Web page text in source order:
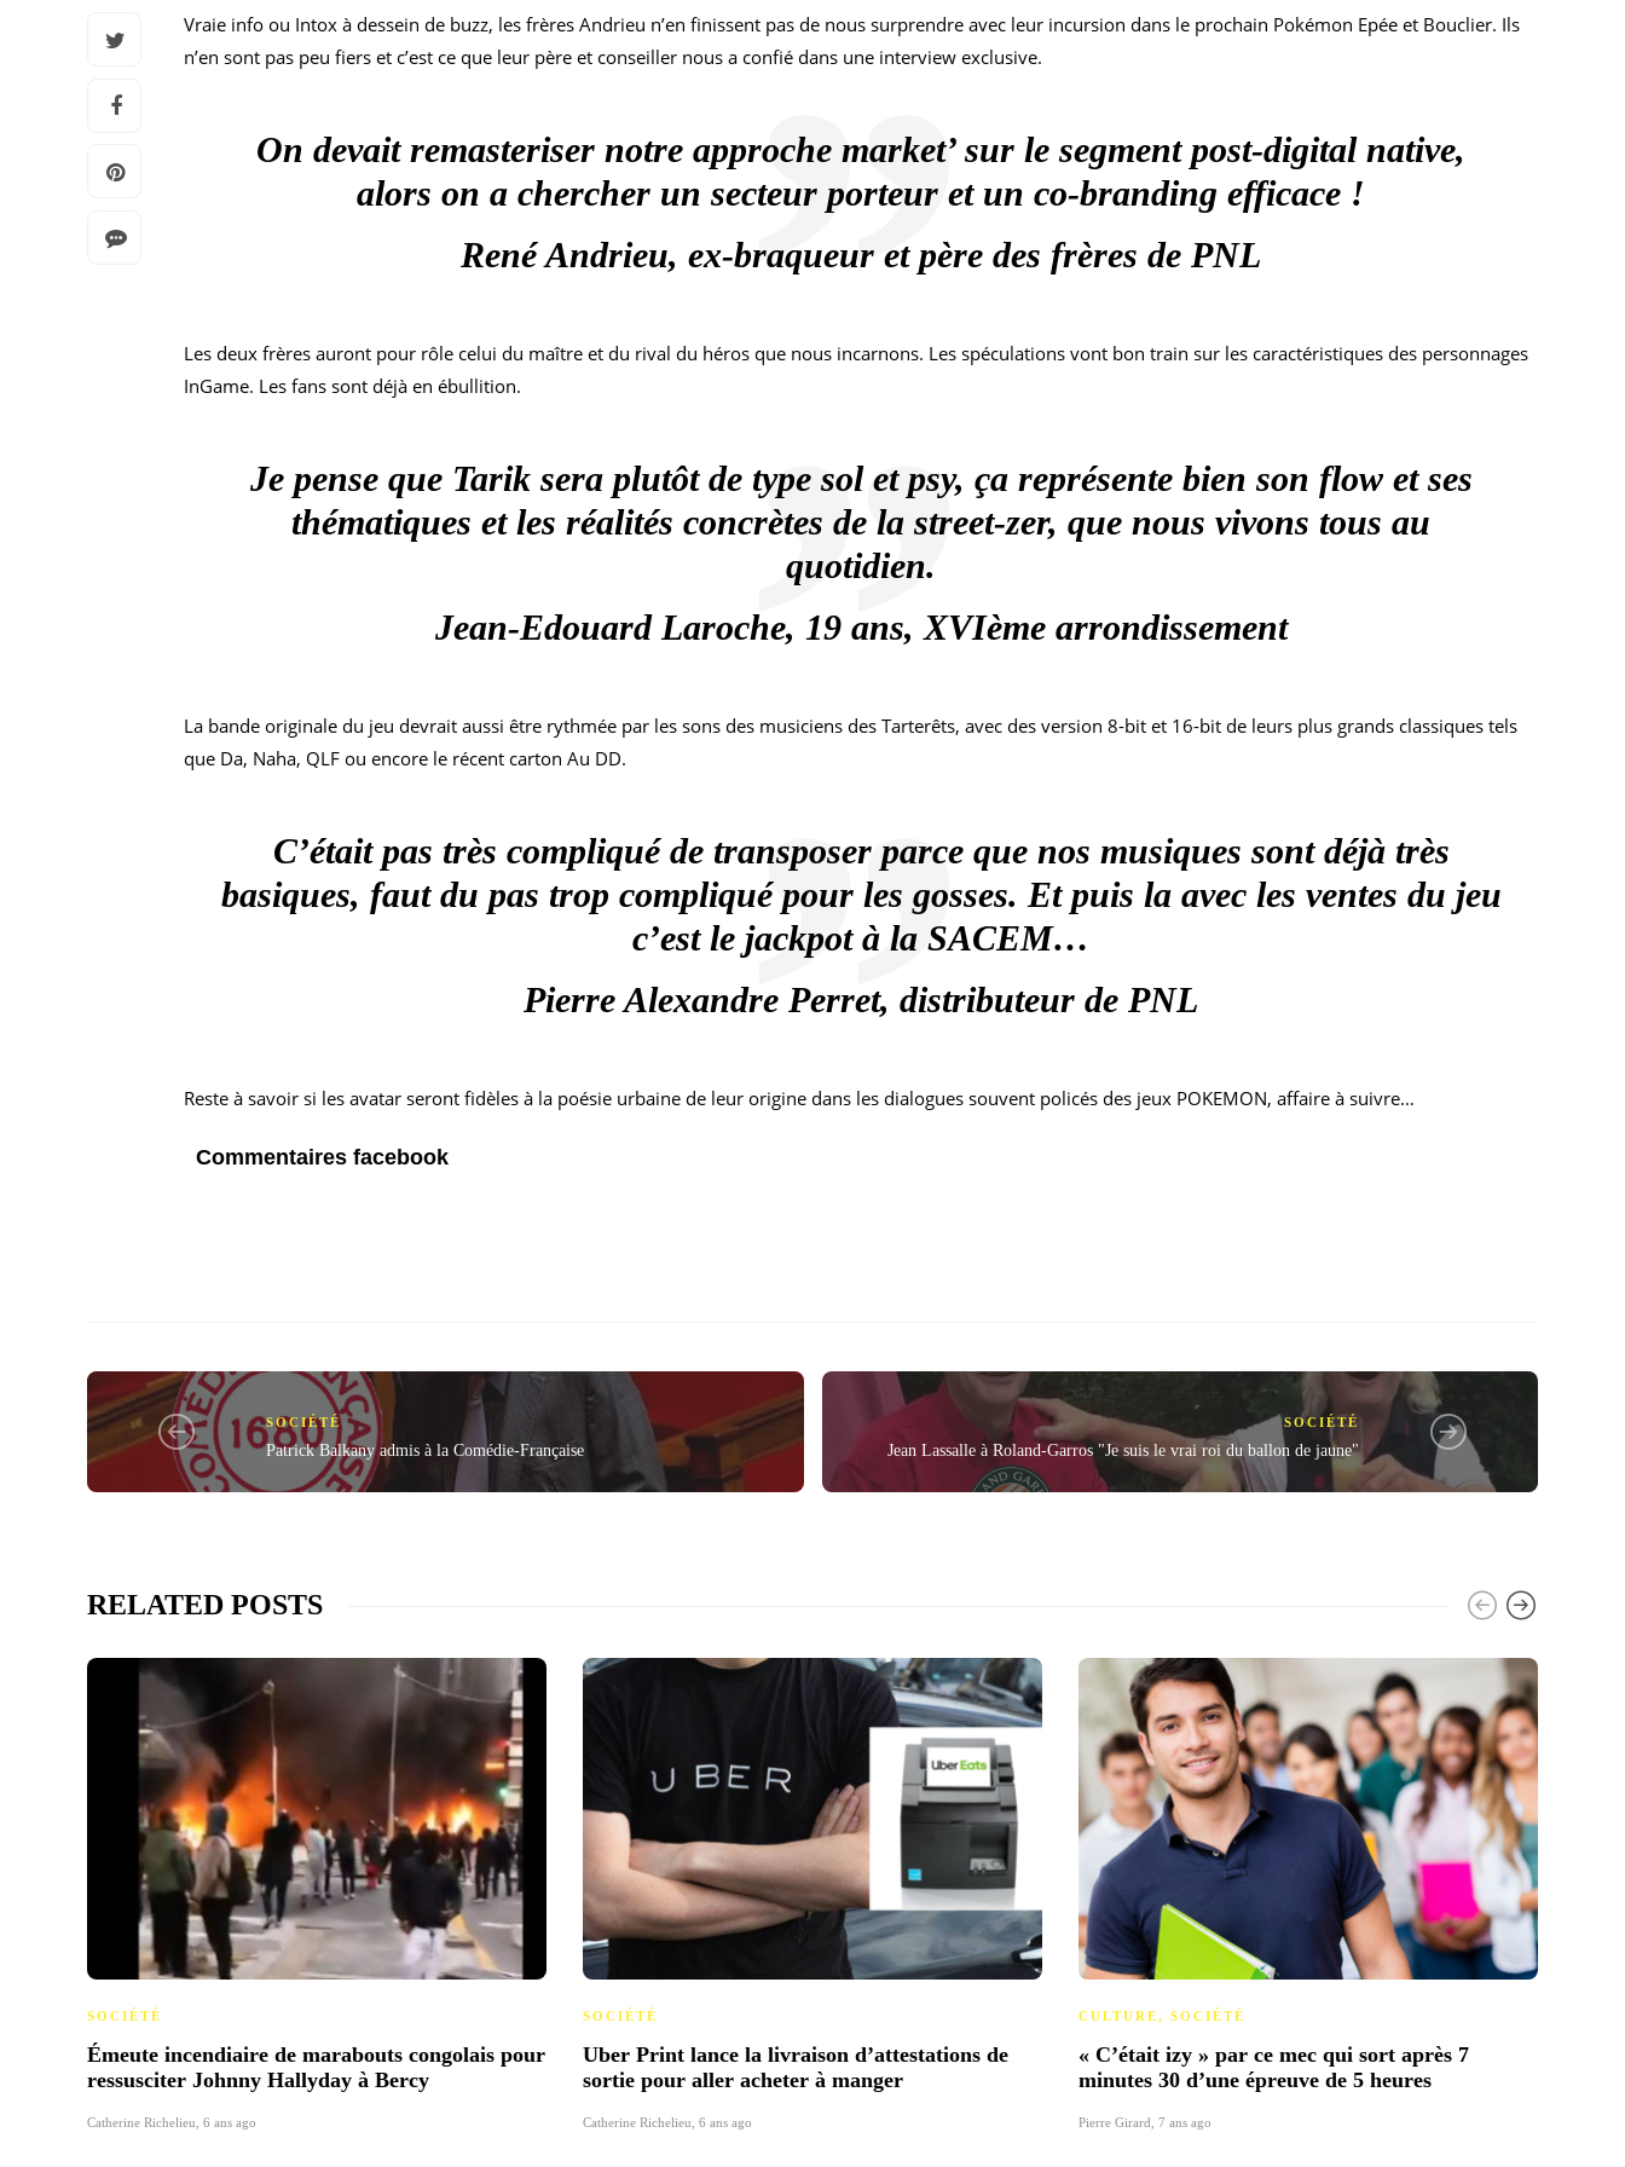
Vraie info ou Intox à dessein de buzz, les frères Andrieu n’en finissent pas de nous surprendre avec leur incursion dans le prochain Pokémon Epée et Bouclier. Ils
n’en sont pas peu fiers et c’est ce que leur père et conseiller nous a confié dans une interview exclusive.
On devait remasteriser notre approche market’ sur le segment post-digital native,
alors on a chercher un secteur porteur et un co-branding efficace !
René Andrieu, ex-braqueur et père des frères de PNL
Les deux frères auront pour rôle celui du maître et du rival du héros que nous incarnons. Les spéculations vont bon train sur les caractéristiques des personnages
InGame. Les fans sont déjà en ébullition.
Je pense que Tarik sera plutôt de type sol et psy, ça représente bien son flow et ses
thématiques et les réalités concrètes de la street-zer, que nous vivons tous au
quotidien.
Jean-Edouard Laroche, 19 ans, XVIème arrondissement
La bande originale du jeu devrait aussi être rythmée par les sons des musiciens des Tarterêts, avec des version 8-bit et 16-bit de leurs plus grands classiques tels
que Da, Naha, QLF ou encore le récent carton Au DD.
C’était pas très compliqué de transposer parce que nos musiques sont déjà très
basiques, faut du pas trop compliqué pour les gosses. Et puis la avec les ventes du jeu
c’est le jackpot à la SACEM…
Pierre Alexandre Perret, distributeur de PNL
Reste à savoir si les avatar seront fidèles à la poésie urbaine de leur origine dans les dialogues souvent policés des jeux POKEMON, affaire à suivre…
Commentaires facebook
SOCIÉTÉ
Patrick Balkany admis à la Comédie-Française
SOCIÉTÉ
Jean Lassalle à Roland-Garros "Je suis le vrai roi du ballon de jaune"
RELATED POSTS
SOCIÉTÉ
Émeute incendiaire de marabouts congolais pour
ressusciter Johnny Hallyday à Bercy
Catherine Richelieu 6 ans ago
SOCIÉTÉ
Uber Print lance la livraison d’attestations de
sortie pour aller acheter à manger
Catherine Richelieu 6 ans ago
CULTURE, SOCIÉTÉ
« C’était izy » par ce mec qui sort après 7
minutes 30 d’une épreuve de 5 heures
Pierre Girard 7 ans ago